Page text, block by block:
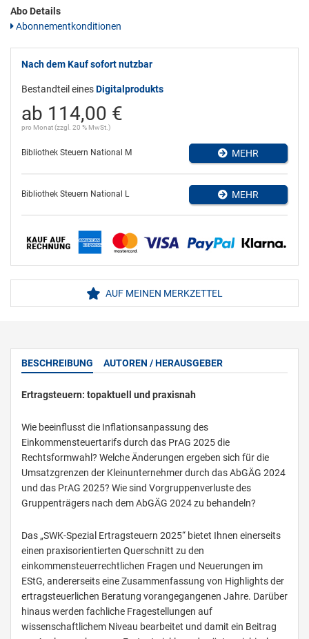
Abo Details
Abonnementkonditionen
Nach dem Kauf sofort nutzbar
Bestandteil einesDigitalprodukts
ab 114,00 €
pro Monat (zzgl. 20 % MwSt.)
Bibliothek Steuern National M MEHR
Bibliothek Steuern National L MEHR
AUF MEINEN MERKZETTEL
BESCHREIBUNG AUTOREN / HERAUSGEBER
Ertragsteuern: topaktuell und praxisnah
Wie beeinflusst die Inflationsanpassung des
Einkommensteuertarifs durch das PrAG 2025 die
Rechtsformwahl? Welche Änderungen ergeben sich für die
Umsatzgrenzen der Kleinunternehmer durch das AbGÄG 2024
und das PrAG 2025? Wie sind Vorgruppenverluste des
Gruppenträgers nach dem AbGÄG 2024 zu behandeln?
Das „SWK-Spezial Ertragsteuern 2025“ bietet Ihnen einerseits
einen praxisorientierten Querschnitt zu den
einkommensteuerrechtlichen Fragen und Neuerungen im
EStG, andererseits eine Zusammenfassung von Highlights der
ertragsteuerlichen Beratung vorangegangenen Jahre. Darüber
hinaus werden fachliche Fragestellungen auf
wissenschaftlichem Niveau bearbeitet und damit ein Beitrag